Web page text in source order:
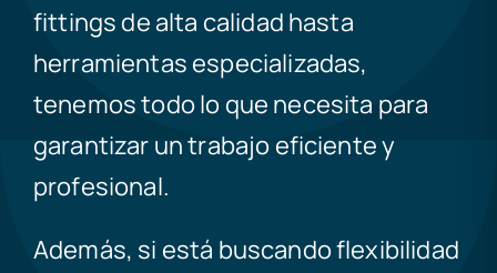
fittings de alta calidad hasta
herramientas especializadas,
tenemos todo lo que necesita para
garantizar un trabajo eficiente y
profesional.
Además, si está buscando flexibilidad